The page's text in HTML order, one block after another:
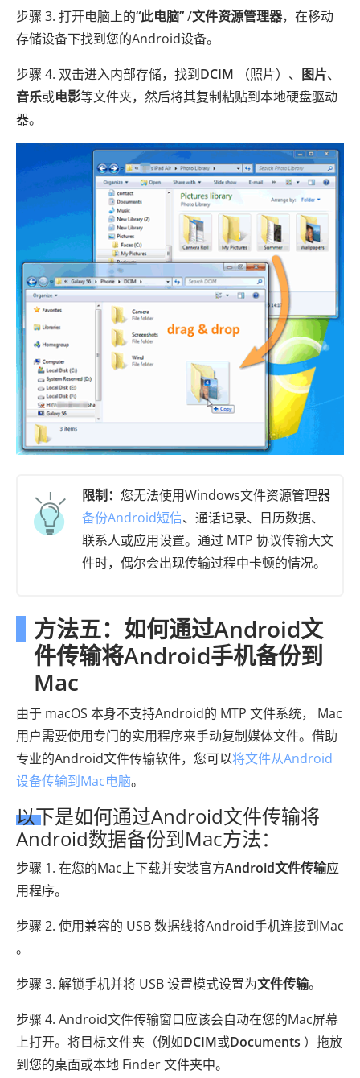
步骤 3. 打开电脑上的“此电脑”/文件资源管理器，在移动
存储设备下找到您的Android设备。
步骤 4. 双击进入内部存储，找到DCIM （照片）、 图片、
音乐或电影等文件夹，然后将其复制粘贴到本地硬盘驱动
器。
限制： 您无法使用Windows文件资源管理器
备份Android短信、通话记录、日历数据、
联系人或应用设置。通过 MTP 协议传输大文
件时，偶尔会出现传输过程中卡顿的情况。
方法五：如何通过Android文
件传输将Android手机备份到
Mac
由于 macOS 本身不支持Android的 MTP 文件系统， Mac
用户需要使用专门的实用程序来手动复制媒体文件。借助
专业的Android文件传输软件，您可以将文件从Android
设备传输到Mac电脑。
以下是如何通过Android文件传输将
Android数据备份到Mac方法：
步骤 1. 在您的Mac上下载并安装官方Android文件传输应
用程序。
步骤 2. 使用兼容的 USB 数据线将Android手机连接到Mac
。
步骤 3. 解锁手机并将 USB 设置模式设置为文件传输。
步骤 4. Android文件传输窗口应该会自动在您的Mac屏幕
上打开。将目标文件夹（例如DCIM或Documents ）拖放
到您的桌面或本地 Finder 文件夹中。